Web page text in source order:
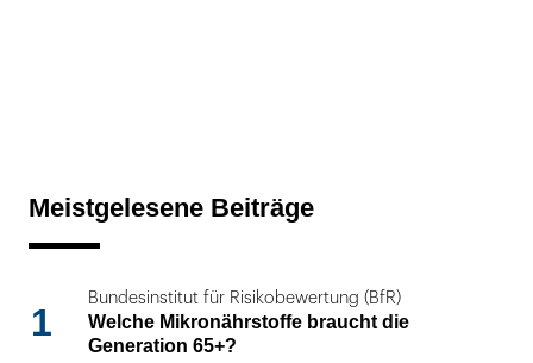
Meistgelesene Beiträge
1
Bundesinstitut für Risikobewertung (BfR)
Welche Mikronährstoffe braucht die
Generation 65+?